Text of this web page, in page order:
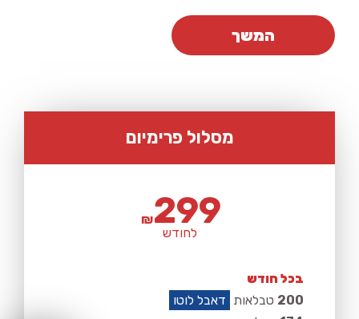
המשך
מסלול פרימיום
₪299
לחודש
בכל חודש
200 טבלאות דאבל לוטו